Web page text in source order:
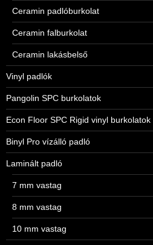
Ceramin padlóburkolat
Ceramin falburkolat
Ceramin lakásbelső
Vinyl padlók
Pangolin SPC burkolatok
Econ Floor SPC Rigid vinyl burkolatok
Binyl Pro vízálló padló
Laminált padló
7 mm vastag
8 mm vastag
10 mm vastag